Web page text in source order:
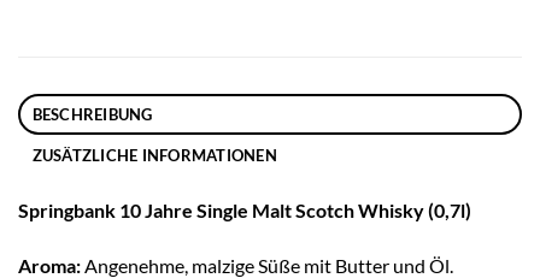
BESCHREIBUNG
ZUSÄTZLICHE INFORMATIONEN
Springbank 10 Jahre Single Malt Scotch Whisky (0,7l)
Aroma:Angenehme, malzige Süße mit Butter und Öl.